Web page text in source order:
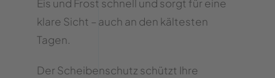
Eis und Frost schnell und sorgt für eine
klare Sicht – auch an den kältesten
Tagen.
Der Scheibenschutz schützt Ihre